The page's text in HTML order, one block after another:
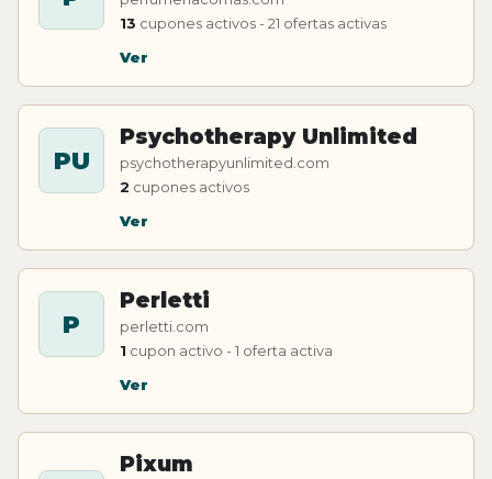
13 cupones activos - 21 ofertas activas
Ver
PU
Psychotherapy Unlimited
psychotherapyunlimited.com
2 cupones activos
Ver
P
Perletti
perletti.com
1 cupon activo - 1 oferta activa
Ver
Pixum